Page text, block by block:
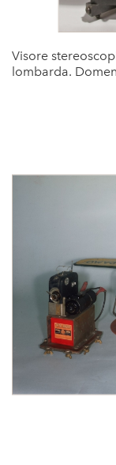
Visore
lombarda.